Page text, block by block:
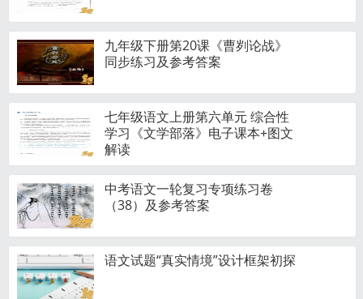
九年级下册第20课《曹刿论战》
同步练习及参考答案
七年级语文上册第六单元 综合性
学习《文学部落》电子课本+图文
解读
中考语文一轮复习专项练习卷
（38）及参考答案
语文试题“真实情境”设计框架初探